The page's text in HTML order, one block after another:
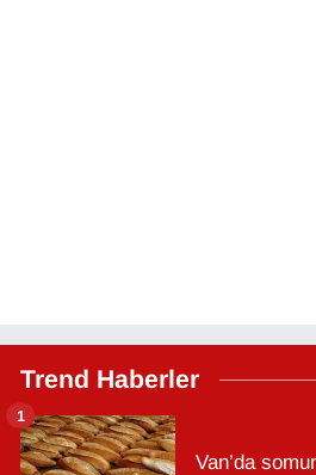
Trend Haberler
Van’da
1